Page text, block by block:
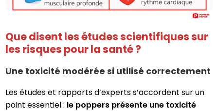
Que disent les études scientifiques sur
les risques pour la santé ?
Une toxicité modérée si utilisé correctement
Les études et rapports d’experts s’accordent sur un
point essentiel : le poppers présente une toxicité